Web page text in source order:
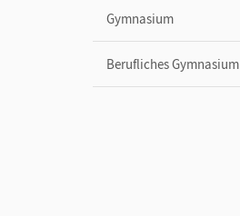
Gymnasium
Berufliches Gymnasium